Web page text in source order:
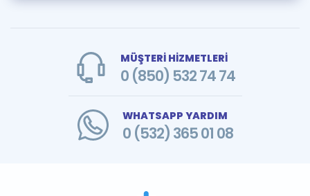
MÜŞTERİ HİZMETLERİ
0 (850) 532 74 74
WHATSAPP YARDIM
0 (532) 365 01 08